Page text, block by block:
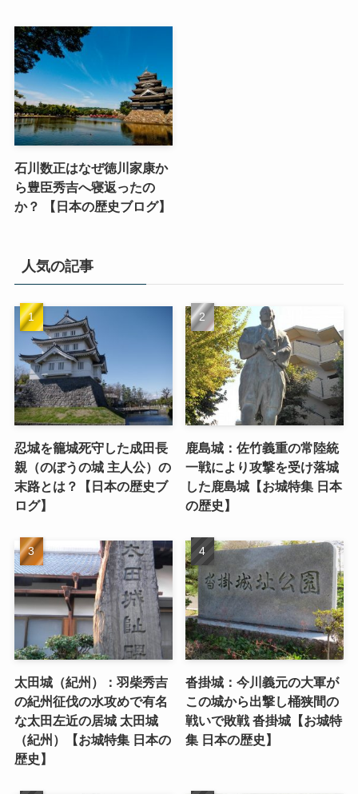
石川数正はなぜ徳川家康か
ら豊臣秀吉へ寝返ったの
か？ 【日本の歴史ブログ】
人気の記事
忍城を籠城死守した成田長
親（のぼうの城 主人公）の
末路とは？【日本の歴史ブ
ログ】
鹿島城：佐竹義重の常陸統
一戦により攻撃を受け落城
した鹿島城【お城特集 日本
の歴史】
太田城（紀州）：羽柴秀吉
の紀州征伐の水攻めで有名
な太田左近の居城 太田城
（紀州）【お城特集 日本の
歴史】
沓掛城：今川義元の大軍が
この城から出撃し桶狭間の
戦いで敗戦 沓掛城【お城特
集 日本の歴史】